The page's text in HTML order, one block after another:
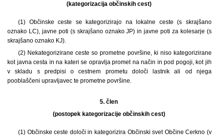
(kategorizacija občinskih cest)
(1) Občinske ceste se kategorizirajo na lokalne ceste (s skrajšano
oznako LC), javne poti (s skrajšano oznako JP) in javne poti za kolesarje (s
skrajšano oznako KJ).
(2) Nekategorizirane ceste so prometne površine, ki niso kategorizirane
kot javna cesta in na kateri se opravlja promet na način in pod pogoji, kot jih
v skladu s predpisi o cestnem prometu določi lastnik ali od njega
pooblaščeni upravljavec te prometne površine.
5. člen
(postopek kategorizacije občinskih cest)
(1) Občinske ceste določi in kategorizira Občinski svet Občine Cerkno (v